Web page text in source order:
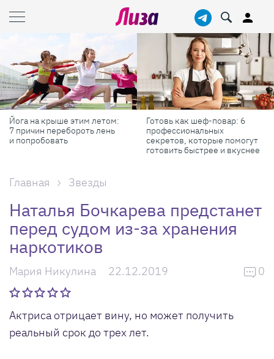
Йога на крыше этим летом:
7 причин перебороть лень
и попробовать
Готовь как шеф-повар: 6
профессиональных
секретов, которые помогут
готовить быстрее и вкуснее
Главная Звезды
Наталья Бочкарева предстанет
перед судом из-за хранения
наркотиков
Мария Никулина 22.12.2019 0
Актриса отрицает вину, но может получить
реальный срок до трех лет.